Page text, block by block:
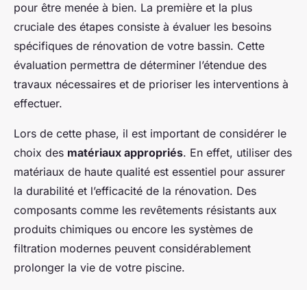
pour être menée à bien. La première et la plus
cruciale des étapes consiste à évaluer les besoins
spécifiques de rénovation de votre bassin. Cette
évaluation permettra de déterminer l’étendue des
travaux nécessaires et de prioriser les interventions à
effectuer.
Lors de cette phase, il est important de considérer le
choix des matériaux appropriés. En effet, utiliser des
matériaux de haute qualité est essentiel pour assurer
la durabilité et l’efficacité de la rénovation. Des
composants comme les revêtements résistants aux
produits chimiques ou encore les systèmes de
filtration modernes peuvent considérablement
prolonger la vie de votre piscine.